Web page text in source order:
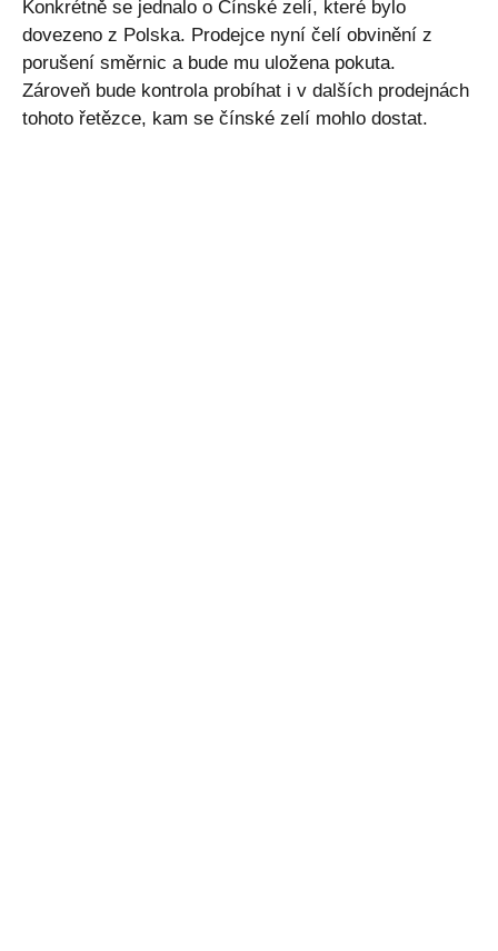
Konkrétně se jednalo o Čínské zelí, které bylo
dovezeno z Polska. Prodejce nyní čelí obvinění z
porušení směrnic a bude mu uložena pokuta.
Zároveň bude kontrola probíhat i v dalších prodejnách
tohoto řetězce, kam se čínské zelí mohlo dostat.